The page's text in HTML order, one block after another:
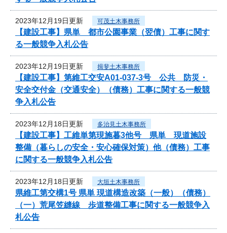
2023年12月19日更新 可茂土木事務所
【建設工事】県単 都市公園事業（翌債）工事に関す
る一般競争入札公告
2023年12月19日更新 揖斐土木事務所
【建設工事】第維工交安A01-037-3号 公共 防災・
安全交付金（交通安全）（債務）工事に関する一般競
争入札公告
2023年12月18日更新 多治見土木事務所
【建設工事】工維単第現施暮3他号 県単 現道施設
整備（暮らしの安全・安心確保対策）他（債務）工事
に関する一般競争入札公告
2023年12月18日更新 大垣土木事務所
県維工第交構1号 県単 現道構造改築（一般）（債務）
（一）荒尾笠縫線 歩道整備工事に関する一般競争入
札公告